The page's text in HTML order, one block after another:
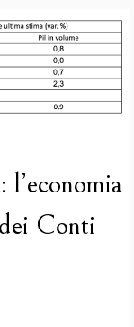
l’economia
Conti